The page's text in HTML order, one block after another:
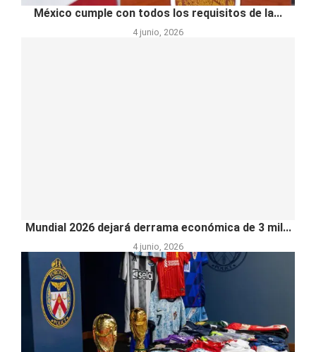
México cumple con todos los requisitos de la...
4 junio, 2026
Mundial 2026 dejará derrama económica de 3 mil...
4 junio, 2026